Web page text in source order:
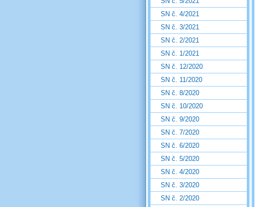
SN č. 4/2021
SN č. 3/2021
SN č. 2/2021
SN č. 1/2021
SN č. 12/2020
SN č. 11/2020
SN č. 8/2020
SN č. 10/2020
SN č. 9/2020
SN č. 7/2020
SN č. 6/2020
SN č. 5/2020
SN č. 4/2020
SN č. 3/2020
SN č. 2/2020